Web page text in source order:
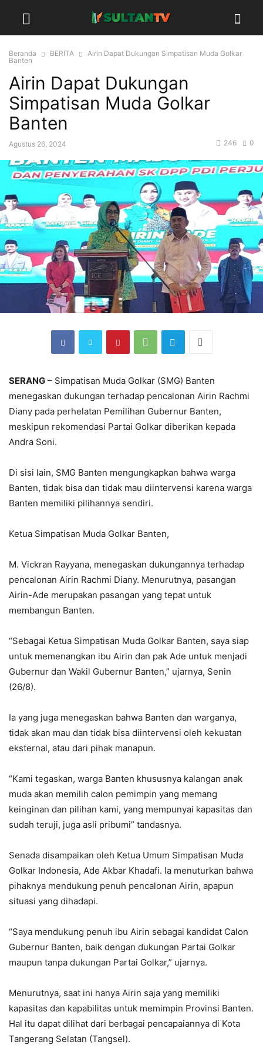
Beranda BERITA
Airin Dapat Dukungan Simpatisan Muda Golkar
Banten
Airin Dapat Dukungan
Simpatisan Muda Golkar
Banten
Agustus 26, 2024 0
246
SERANG – Simpatisan Muda Golkar (SMG) Banten
menegaskan dukungan terhadap pencalonan Airin Rachmi
Diany pada perhelatan Pemilihan Gubernur Banten,
meskipun rekomendasi Partai Golkar diberikan kepada
Andra Soni.
Di sisi lain, SMG Banten mengungkapkan bahwa warga
Banten, tidak bisa dan tidak mau diintervensi karena warga
Banten memiliki pilihannya sendiri.
Ketua Simpatisan Muda Golkar Banten,
M. Vickran Rayyana, menegaskan dukungannya terhadap
pencalonan Airin Rachmi Diany. Menurutnya, pasangan
Airin-Ade merupakan pasangan yang tepat untuk
membangun Banten.
“Sebagai Ketua Simpatisan Muda Golkar Banten, saya siap
untuk memenangkan ibu Airin dan pak Ade untuk menjadi
Gubernur dan Wakil Gubernur Banten,” ujarnya, Senin
(26/8).
Ia yang juga menegaskan bahwa Banten dan warganya,
tidak akan mau dan tidak bisa diintervensi oleh kekuatan
eksternal, atau dari pihak manapun.
“Kami tegaskan, warga Banten khususnya kalangan anak
muda akan memilih calon pemimpin yang memang
keinginan dan pilihan kami, yang mempunyai kapasitas dan
sudah teruji, juga asli pribumi” tandasnya.
Senada disampaikan oleh Ketua Umum Simpatisan Muda
Golkar Indonesia, Ade Akbar Khadafi. Ia menuturkan bahwa
pihaknya mendukung penuh pencalonan Airin, apapun
situasi yang dihadapi.
“Saya mendukung penuh ibu Airin sebagai kandidat Calon
Gubernur Banten, baik dengan dukungan Partai Golkar
maupun tanpa dukungan Partai Golkar,” ujarnya.
Menurutnya, saat ini hanya Airin saja yang memiliki
kapasitas dan kapabilitas untuk memimpin Provinsi Banten.
Hal itu dapat dilihat dari berbagai pencapaiannya di Kota
Tangerang Selatan (Tangsel).